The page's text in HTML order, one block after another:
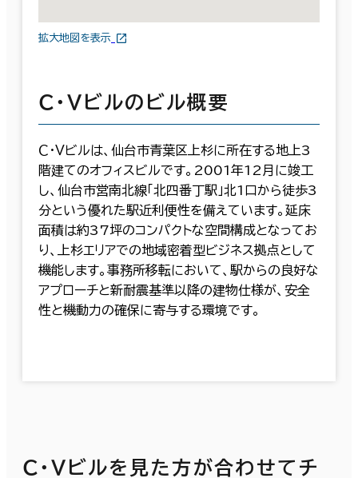
拡大地図を表示
Ｃ・Ｖビルのビル概要
Ｃ・Ｖビルは、仙台市青葉区上杉に所在する地上3
階建てのオフィスビルです。2001年12月に竣工
し、仙台市営南北線「北四番丁駅」北1口から徒歩3
分という優れた駅近利便性を備えています。延床
面積は約37坪のコンパクトな空間構成となってお
り、上杉エリアでの地域密着型ビジネス拠点として
機能します。事務所移転において、駅からの良好な
アプローチと新耐震基準以降の建物仕様が、安全
性と機動力の確保に寄与する環境です。
Ｃ・Ｖビルを見た方が合わせてチ